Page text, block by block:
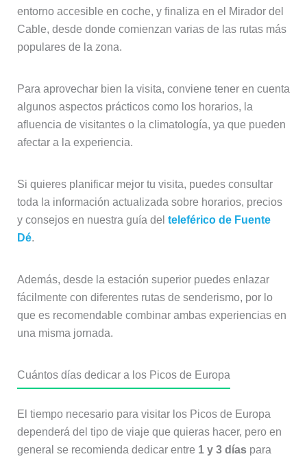
entorno accesible en coche, y finaliza en el Mirador del
Cable, desde donde comienzan varias de las rutas más
populares de la zona.
Para aprovechar bien la visita, conviene tener en cuenta
algunos aspectos prácticos como los horarios, la
afluencia de visitantes o la climatología, ya que pueden
afectar a la experiencia.
Si quieres planificar mejor tu visita, puedes consultar
toda la información actualizada sobre horarios, precios
y consejos en nuestra guía del teleférico de Fuente
Dé.
Además, desde la estación superior puedes enlazar
fácilmente con diferentes rutas de senderismo, por lo
que es recomendable combinar ambas experiencias en
una misma jornada.
Cuántos días dedicar a los Picos de Europa
El tiempo necesario para visitar los Picos de Europa
dependerá del tipo de viaje que quieras hacer, pero en
general se recomienda dedicar entre 1 y 3 díaspara